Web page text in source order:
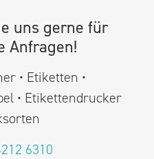
uns gerne für
Anfragen!
• Etiketten •
• Etikettendrucker
6310